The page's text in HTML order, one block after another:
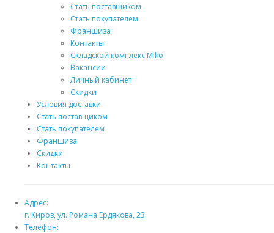
Стать поставщиком
Стать покупателем
Франшиза
Контакты
Складской комплекс Miko
Вакансии
Личный кабинет
Скидки
Условия доставки
Стать поставщиком
Стать покупателем
Франшиза
Скидки
Контакты
Адрес:
г. Киров, ул. Романа Ердякова, 23
Телефон: